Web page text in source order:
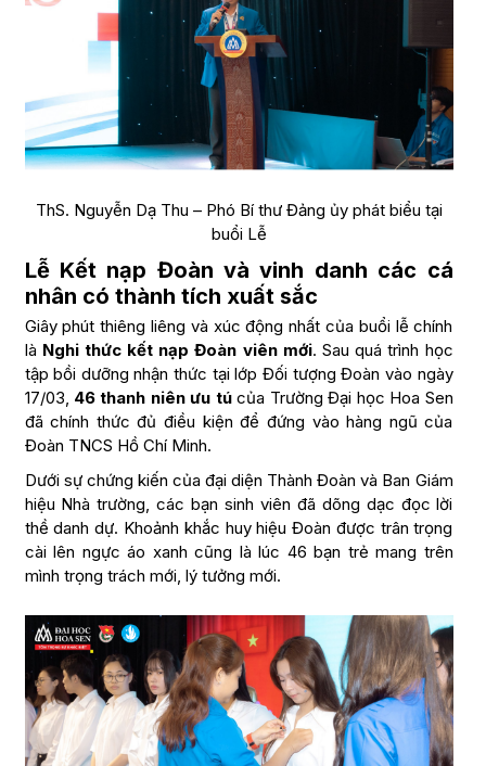
ThS. Nguyễn Dạ Thu – Phó Bí thư Đảng ủy phát biểu tại
buổi Lễ
Lễ Kết nạp Đoàn và vinh danh các cá
nhân có thành tích xuất sắc
Giây phút thiêng liêng và xúc động nhất của buổi lễ chính
là Nghi thức kết nạp Đoàn viên mới. Sau quá trình học
tập bồi dưỡng nhận thức tại lớp Đối tượng Đoàn vào ngày
17/03, 46 thanh niên ưu túcủa Trường Đại học Hoa Sen
đã chính thức đủ điều kiện để đứng vào hàng ngũ của
Đoàn TNCS Hồ Chí Minh.
Dưới sự chứng kiến của đại diện Thành Đoàn và Ban Giám
hiệu Nhà trường, các bạn sinh viên đã dõng dạc đọc lời
thề danh dự. Khoảnh khắc huy hiệu Đoàn được trân trọng
cài lên ngực áo xanh cũng là lúc 46 bạn trẻ mang trên
mình trọng trách mới, lý tưởng mới.